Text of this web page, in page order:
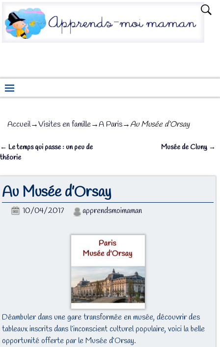
Accueil→Visites en famille→A Paris→Au Musée d’Orsay
Navigation des articles
← Le temps qui passe : un peu de
théorie
Musée de Cluny →
Au Musée d’Orsay
10/04/2017 apprendsmoimaman
Déambuler dans une gare transformée en musée, découvrir des
tableaux inscrits dans l’inconscient culturel populaire, voici la belle
opportunité offerte par le Musée d’Orsay.